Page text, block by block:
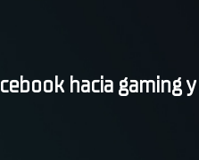
hacia gaming